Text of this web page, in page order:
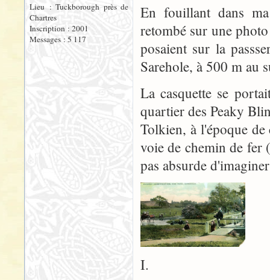
Lieu : Tuckborough près de
Chartres
Inscription : 2001
Messages : 5 117
En fouillant dans
retombé sur une
posaient sur la
Sarehole, à 500 m au
La casquette se
quartier des Peaky
Tolkien, à l'époque
voie de chemin de fer
pas absurde
I.